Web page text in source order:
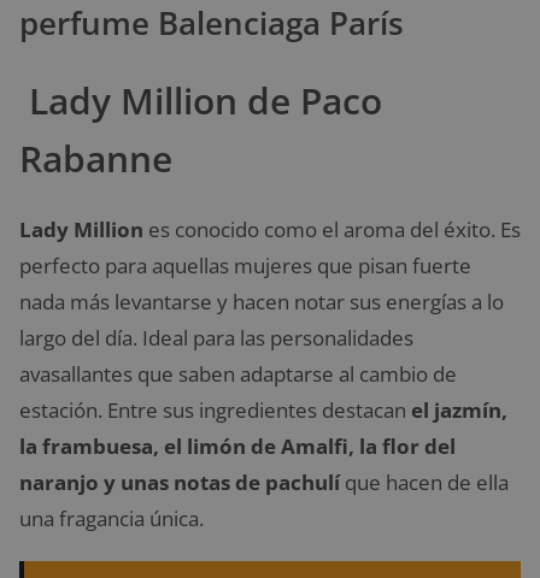
perfume Balenciaga París
Lady Million de Paco
Rabanne
Lady Million es conocido como el aroma del éxito. Es
perfecto para aquellas mujeres que pisan fuerte
nada más levantarse y hacen notar sus energías a lo
largo del día. Ideal para las personalidades
avasallantes que saben adaptarse al cambio de
estación. Entre sus ingredientes destacan el jazmín,
la frambuesa, el limón de Amalfi, la flor del
naranjo y unas notas de pachulíque hacen de ella
una fragancia única.